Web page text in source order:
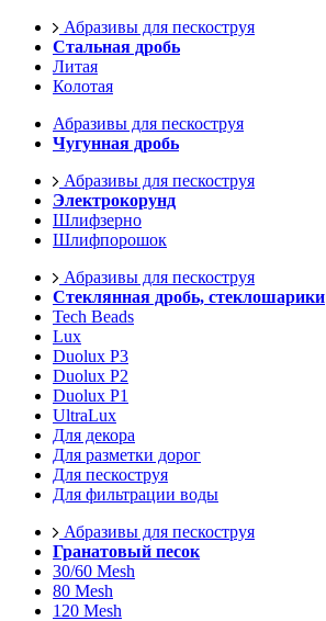
Абразивы для пескоструя
Стальная дробь
Литая
Колотая
Абразивы для пескоструя
Чугунная дробь
Абразивы для пескоструя
Электрокорунд
Шлифзерно
Шлифпорошок
Абразивы для пескоструя
Стеклянная дробь, стеклошарики
Tech Beads
Lux
Duolux P3
Duolux P2
Duolux P1
UltraLux
Для декора
Для разметки дорог
Для пескоструя
Для фильтрации воды
Абразивы для пескоструя
Гранатовый песок
30/60 Mesh
80 Mesh
120 Mesh